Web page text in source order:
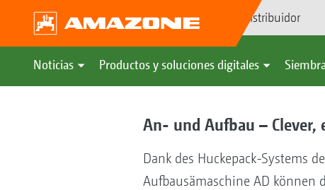
Búsqueda de distribuidor
Noticias Productos y soluciones digitales
An- und Aufbau – Clever,
Dank des Huckepack-Systems
Aufbausämaschine AD können